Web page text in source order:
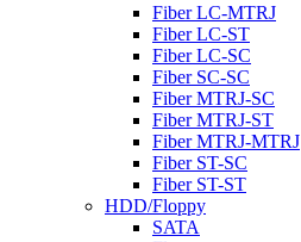
Fiber LC-MTRJ
Fiber LC-ST
Fiber LC-SC
Fiber SC-SC
Fiber MTRJ-SC
Fiber MTRJ-ST
Fiber MTRJ-MTRJ
Fiber ST-SC
Fiber ST-ST
HDD/Floppy
SATA